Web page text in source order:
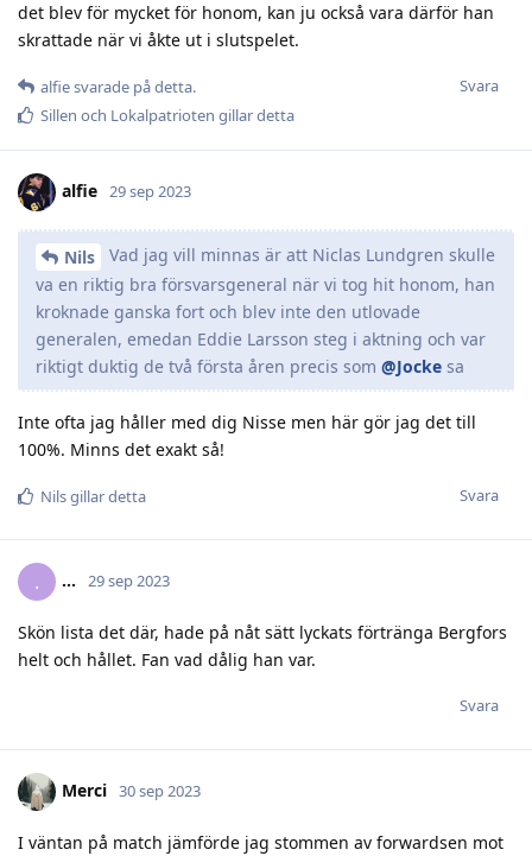
det blev för mycket för honom, kan ju också vara därför han
skrattade när vi åkte ut i slutspelet.
Svara
alfiesvarade på detta.
Sillen och Lokalpatrioten gillar detta
alfie 29 sep 2023
Nils
Vad jag vill minnas är att Niclas Lundgren skulle
va en riktig bra försvarsgeneral när vi tog hit honom, han
kroknade ganska fort och blev inte den utlovade
generalen, emedan Eddie Larsson steg i aktning och var
riktigt duktig de två första åren precis som @Jocke sa
Inte ofta jag håller med dig Nisse men här gör jag det till
100%. Minns det exakt så!
Svara
Nilsgillar detta
. .​.​.​ 29 sep 2023
Skön lista det där, hade på nåt sätt lyckats förtränga Bergfors
helt och hållet. Fan vad dålig han var.
Svara
Merci 30 sep 2023
I väntan på match jämförde jag stommen av forwardsen mot